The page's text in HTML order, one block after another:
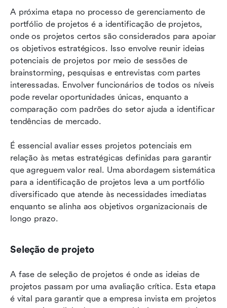
A próxima etapa no processo de gerenciamento de
portfólio de projetos é a identificação de projetos,
onde os projetos certos são considerados para apoiar
os objetivos estratégicos. Isso envolve reunir ideias
potenciais de projetos por meio de sessões de
brainstorming, pesquisas e entrevistas com partes
interessadas. Envolver funcionários de todos os níveis
pode revelar oportunidades únicas, enquanto a
comparação com padrões do setor ajuda a identificar
tendências de mercado.
É essencial avaliar esses projetos potenciais em
relação às metas estratégicas definidas para garantir
que agreguem valor real. Uma abordagem sistemática
para a identificação de projetos leva a um portfólio
diversificado que atende às necessidades imediatas
enquanto se alinha aos objetivos organizacionais de
longo prazo.
Seleção de projeto
A fase de seleção de projetos é onde as ideias de
projetos passam por uma avaliação crítica. Esta etapa
é vital para garantir que a empresa invista em projetos